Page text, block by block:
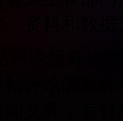
资料和数
评论服务提
评论的服
义务，有